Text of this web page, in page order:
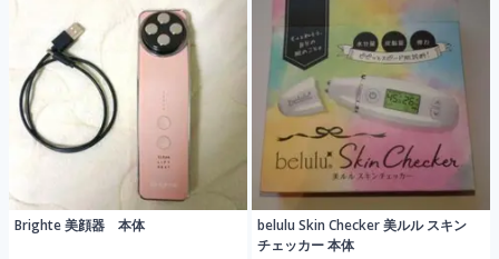
Brighte 美顔器 本体
belulu Skin Checker 美ルル スキン
チェッカー 本体